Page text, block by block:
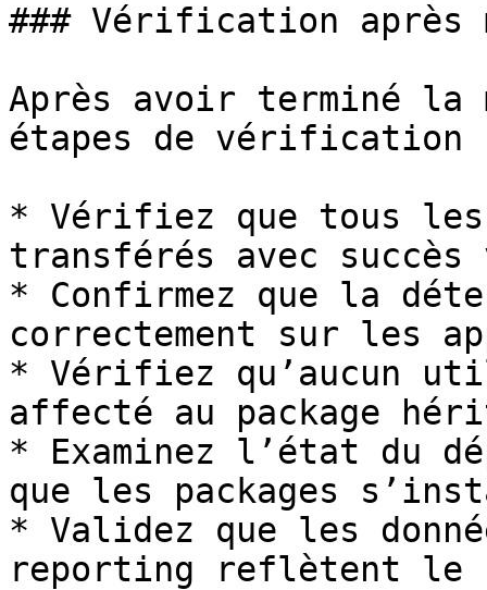
### Vérification après
Après avoir terminé
étapes de vérification
* Vérifiez que tous
transférés avec
* Confirmez que la
correctement sur les
* Vérifiez qu’aucun
affecté au package
* Examinez l’état du
que les packages
* Validez que les
reporting reflètent le